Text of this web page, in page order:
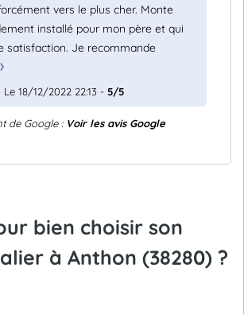
vers le plus cher. Monte
installé pour mon père et qui
satisfaction. Je recommande
Le 18/12/2022 22:13 - 5/5
de Google : Voir les avis Google
bien choisir son
à Anthon (38280) ?